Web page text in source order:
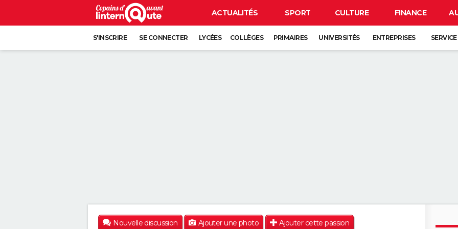
ACTUALITÉS SPORT CULTURE FINANCE
S'INSCRIRE SE CONNECTER LYCÉES COLLÈGES PRIMAIRES UNIVERSITÉS ENTREPRISES
Nouvelle discussion Ajouter une photo Ajouter cette passion